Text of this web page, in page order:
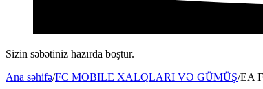
Sizin səbətiniz hazırda boştur.
Ana səhifə/FC MOBILE XALQLARI VƏ GÜMÜŞ/EA